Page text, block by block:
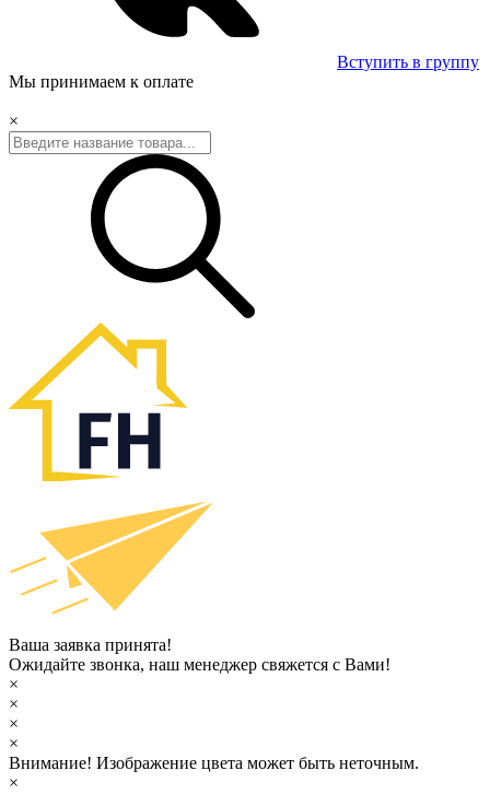
Вступить в группу
Мы принимаем к оплате
×
Ваша заявка принята!
Ожидайте звонка, наш менеджер свяжется с Вами!
×
×
×
×
Внимание! Изображение цвета может быть неточным.
×